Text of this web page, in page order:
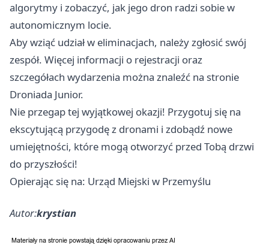
algorytmy i zobaczyć, jak jego dron radzi sobie w
autonomicznym locie.
Aby wziąć udział w eliminacjach, należy zgłosić swój
zespół. Więcej informacji o rejestracji oraz
szczegółach wydarzenia można znaleźć na stronie
Droniada Junior.
Nie przegap tej wyjątkowej okazji! Przygotuj się na
ekscytującą przygodę z dronami i zdobądź nowe
umiejętności, które mogą otworzyć przed Tobą drzwi
do przyszłości!
Opierając się na: Urząd Miejski w Przemyślu
Autor:krystian